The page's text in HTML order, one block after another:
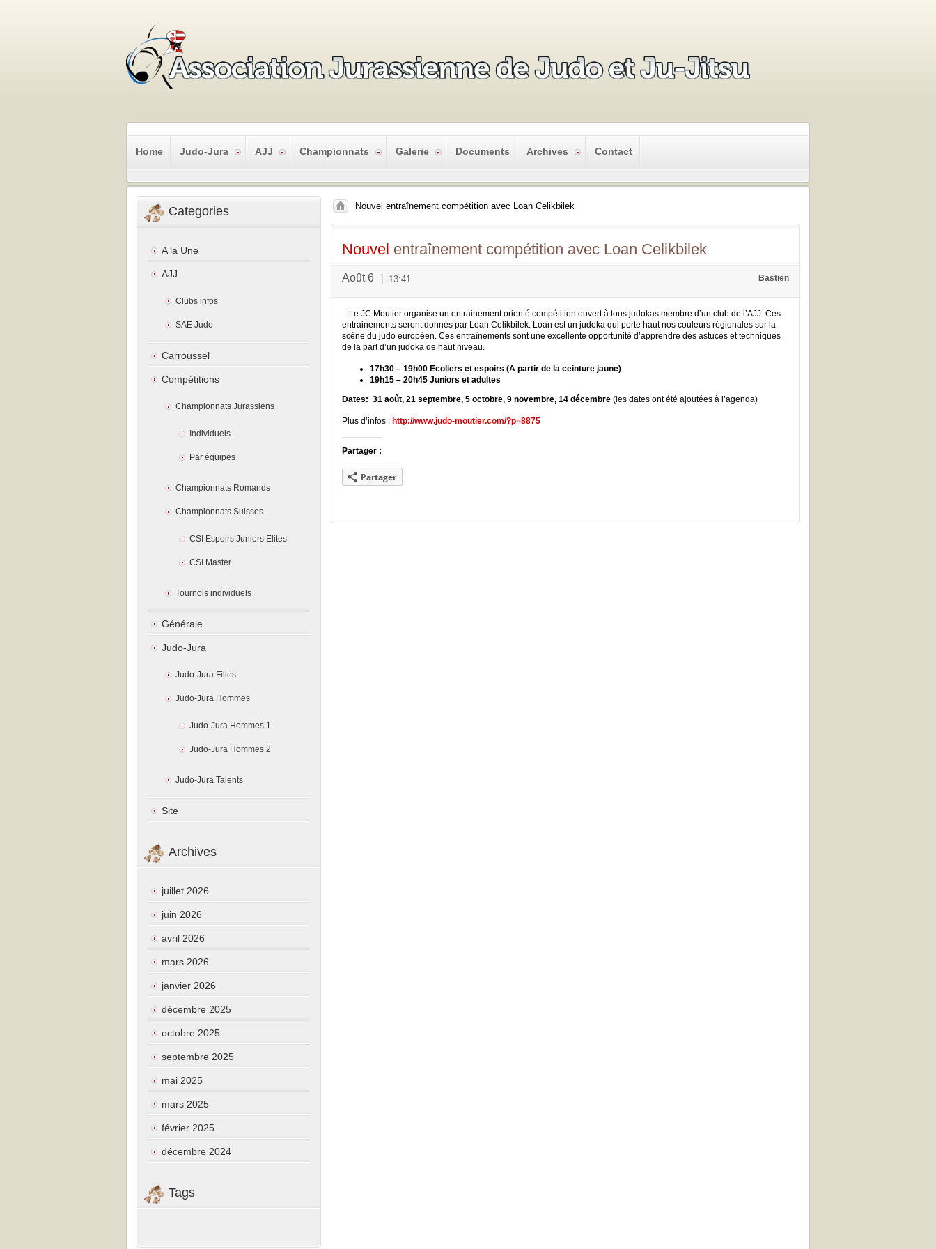
Home Judo-Jura AJJ Championnats Galerie Documents Archives Contact
Nouvel entraînement compétition avec Loan Celikbilek
Nouvel entraînement compétition avec Loan Celikbilek
Bastien
Août 6 13:41
Le JC Moutier organise un entrainement orienté compétition ouvert à tous judokas membre d’un club de l’AJJ. Ces
entrainements seront donnés par Loan Celikbilek. Loan est un judoka qui porte haut nos couleurs régionales sur la
scène du judo européen. Ces entraînements sont une excellente opportunité d’apprendre des astuces et techniques
de la part d’un judoka de haut niveau.
17h30 – 19h00 Ecoliers et espoirs (A partir de la ceinture jaune)
19h15 – 20h45 Juniors et adultes
Dates: 31 août, 21 septembre, 5 octobre, 9 novembre, 14 décembre (les dates ont été ajoutées à l’agenda)
Plus d’infos : http://www.judo-moutier.com/?p=8875
Partager :
Partager
Categories
A la Une
AJJ
Clubs infos
SAE Judo
Carroussel
Compétitions
Championnats Jurassiens
Individuels
Par équipes
Championnats Romands
Championnats Suisses
CSI Espoirs Juniors Elites
CSI Master
Tournois individuels
Générale
Judo-Jura
Judo-Jura Filles
Judo-Jura Hommes
Judo-Jura Hommes 1
Judo-Jura Hommes 2
Judo-Jura Talents
Site
Archives
juillet 2026
juin 2026
avril 2026
mars 2026
janvier 2026
décembre 2025
octobre 2025
septembre 2025
mai 2025
mars 2025
février 2025
décembre 2024
Tags